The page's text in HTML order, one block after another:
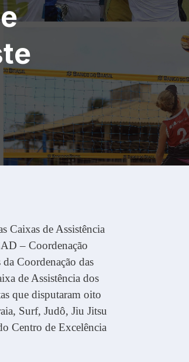
Caixas de Assistência
– Coordenação
Coordenação das
de Assistência dos
que disputaram oito
Surf, Judô, Jiu Jitsu
Centro de Excelência